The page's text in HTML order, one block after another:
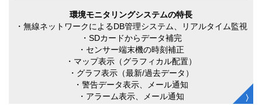
環境モニタリングシステムの特長
・無線ネットワークによるDB管理システム、リアルタイム監視
・SDカードからデータ補完
・センサー端末機の時刻補正
・マップ表示（グラフィカル配置）
・グラフ表示（最新/過去データ）
・警告データ表示、メール通知
・アラーム表示、メール通知